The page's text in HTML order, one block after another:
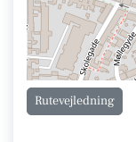
Rutevejledning